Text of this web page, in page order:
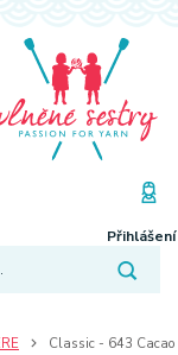
Přihlášení
Classic - 643 Cacao